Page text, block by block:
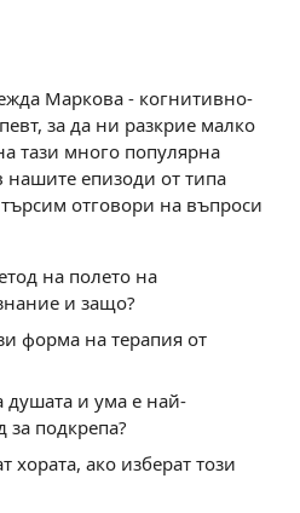
Маркова - когнитивно-
за да ни разкрие малко
тази много популярна
епизоди от типа
отговори на въпроси
на полето на
и защо?
форма на терапия от
душата и ума е най-
за подкрепа?
хората, ако изберат този